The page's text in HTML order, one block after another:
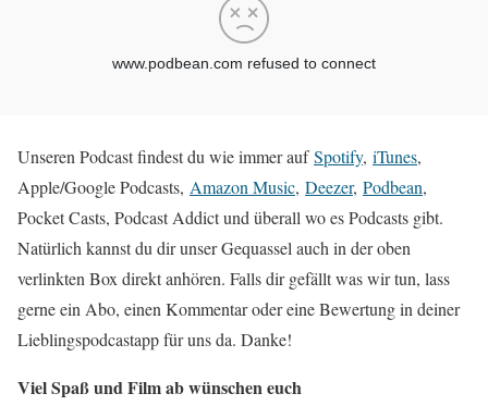
Unseren Podcast findest du wie immer aufSpotify, iTunes,
Apple/Google Podcasts, Amazon Music, Deezer, Podbean,
Pocket Casts, Podcast Addict und überall wo es Podcasts gibt.
Natürlich kannst du dir unser Gequassel auch in der oben
verlinkten Box direkt anhören. Falls dir gefällt was wir tun, lass
gerne ein Abo, einen Kommentar oder eine Bewertung in deiner
Lieblingspodcastapp für uns da. Danke!
Viel Spaß und Film ab wünschen euch